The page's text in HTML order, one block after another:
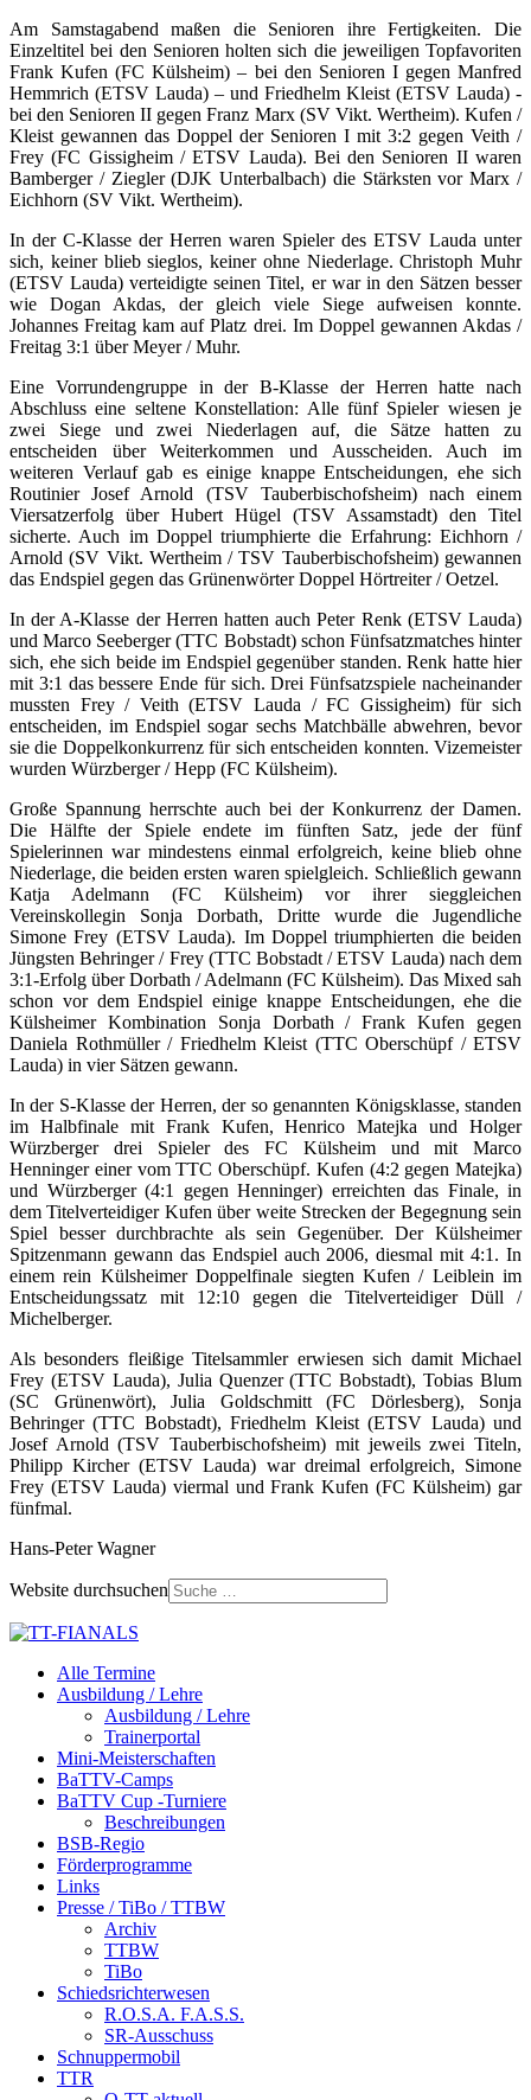
Am Samstagabend maßen die Senioren ihre Fertigkeiten. Die
Einzeltitel bei den Senioren holten sich die jeweiligen Topfavoriten
Frank Kufen (FC Külsheim) – bei den Senioren I gegen Manfred
Hemmrich (ETSV Lauda) – und Friedhelm Kleist (ETSV Lauda) -
bei den Senioren II gegen Franz Marx (SV Vikt. Wertheim). Kufen /
Kleist gewannen das Doppel der Senioren I mit 3:2 gegen Veith /
Frey (FC Gissigheim / ETSV Lauda). Bei den Senioren II waren
Bamberger / Ziegler (DJK Unterbalbach) die Stärksten vor Marx /
Eichhorn (SV Vikt. Wertheim).
In der C-Klasse der Herren waren Spieler des ETSV Lauda unter
sich, keiner blieb sieglos, keiner ohne Niederlage. Christoph Muhr
(ETSV Lauda) verteidigte seinen Titel, er war in den Sätzen besser
wie Dogan Akdas, der gleich viele Siege aufweisen konnte.
Johannes Freitag kam auf Platz drei. Im Doppel gewannen Akdas /
Freitag 3:1 über Meyer / Muhr.
Eine Vorrundengruppe in der B-Klasse der Herren hatte nach
Abschluss eine seltene Konstellation: Alle fünf Spieler wiesen je
zwei Siege und zwei Niederlagen auf, die Sätze hatten zu
entscheiden über Weiterkommen und Ausscheiden. Auch im
weiteren Verlauf gab es einige knappe Entscheidungen, ehe sich
Routinier Josef Arnold (TSV Tauberbischofsheim) nach einem
Viersatzerfolg über Hubert Hügel (TSV Assamstadt) den Titel
sicherte. Auch im Doppel triumphierte die Erfahrung: Eichhorn /
Arnold (SV Vikt. Wertheim / TSV Tauberbischofsheim) gewannen
das Endspiel gegen das Grünenwörter Doppel Hörtreiter / Oetzel.
In der A-Klasse der Herren hatten auch Peter Renk (ETSV Lauda)
und Marco Seeberger (TTC Bobstadt) schon Fünfsatzmatches hinter
sich, ehe sich beide im Endspiel gegenüber standen. Renk hatte hier
mit 3:1 das bessere Ende für sich. Drei Fünfsatzspiele nacheinander
mussten Frey / Veith (ETSV Lauda / FC Gissigheim) für sich
entscheiden, im Endspiel sogar sechs Matchbälle abwehren, bevor
sie die Doppelkonkurrenz für sich entscheiden konnten. Vizemeister
wurden Würzberger / Hepp (FC Külsheim).
Große Spannung herrschte auch bei der Konkurrenz der Damen.
Die Hälfte der Spiele endete im fünften Satz, jede der fünf
Spielerinnen war mindestens einmal erfolgreich, keine blieb ohne
Niederlage, die beiden ersten waren spielgleich. Schließlich gewann
Katja Adelmann (FC Külsheim) vor ihrer sieggleichen
Vereinskollegin Sonja Dorbath, Dritte wurde die Jugendliche
Simone Frey (ETSV Lauda). Im Doppel triumphierten die beiden
Jüngsten Behringer / Frey (TTC Bobstadt / ETSV Lauda) nach dem
3:1-Erfolg über Dorbath / Adelmann (FC Külsheim). Das Mixed sah
schon vor dem Endspiel einige knappe Entscheidungen, ehe die
Külsheimer Kombination Sonja Dorbath / Frank Kufen gegen
Daniela Rothmüller / Friedhelm Kleist (TTC Oberschüpf / ETSV
Lauda) in vier Sätzen gewann.
In der S-Klasse der Herren, der so genannten Königsklasse, standen
im Halbfinale mit Frank Kufen, Henrico Matejka und Holger
Würzberger drei Spieler des FC Külsheim und mit Marco
Henninger einer vom TTC Oberschüpf. Kufen (4:2 gegen Matejka)
und Würzberger (4:1 gegen Henninger) erreichten das Finale, in
dem Titelverteidiger Kufen über weite Strecken der Begegnung sein
Spiel besser durchbrachte als sein Gegenüber. Der Külsheimer
Spitzenmann gewann das Endspiel auch 2006, diesmal mit 4:1. In
einem rein Külsheimer Doppelfinale siegten Kufen / Leiblein im
Entscheidungssatz mit 12:10 gegen die Titelverteidiger Düll /
Michelberger.
Als besonders fleißige Titelsammler erwiesen sich damit Michael
Frey (ETSV Lauda), Julia Quenzer (TTC Bobstadt), Tobias Blum
(SC Grünenwört), Julia Goldschmitt (FC Dörlesberg), Sonja
Behringer (TTC Bobstadt), Friedhelm Kleist (ETSV Lauda) und
Josef Arnold (TSV Tauberbischofsheim) mit jeweils zwei Titeln,
Philipp Kircher (ETSV Lauda) war dreimal erfolgreich, Simone
Frey (ETSV Lauda) viermal und Frank Kufen (FC Külsheim) gar
fünfmal.
Hans-Peter Wagner
Website durchsuchen
Alle Termine
Ausbildung / Lehre
Ausbildung / Lehre
Trainerportal
Mini-Meisterschaften
BaTTV-Camps
BaTTV Cup -Turniere
Beschreibungen
BSB-Regio
Förderprogramme
Links
Presse / TiBo / TTBW
Archiv
TTBW
TiBo
Schiedsrichterwesen
R.O.S.A. F.A.S.S.
SR-Ausschuss
Schnuppermobil
TTR